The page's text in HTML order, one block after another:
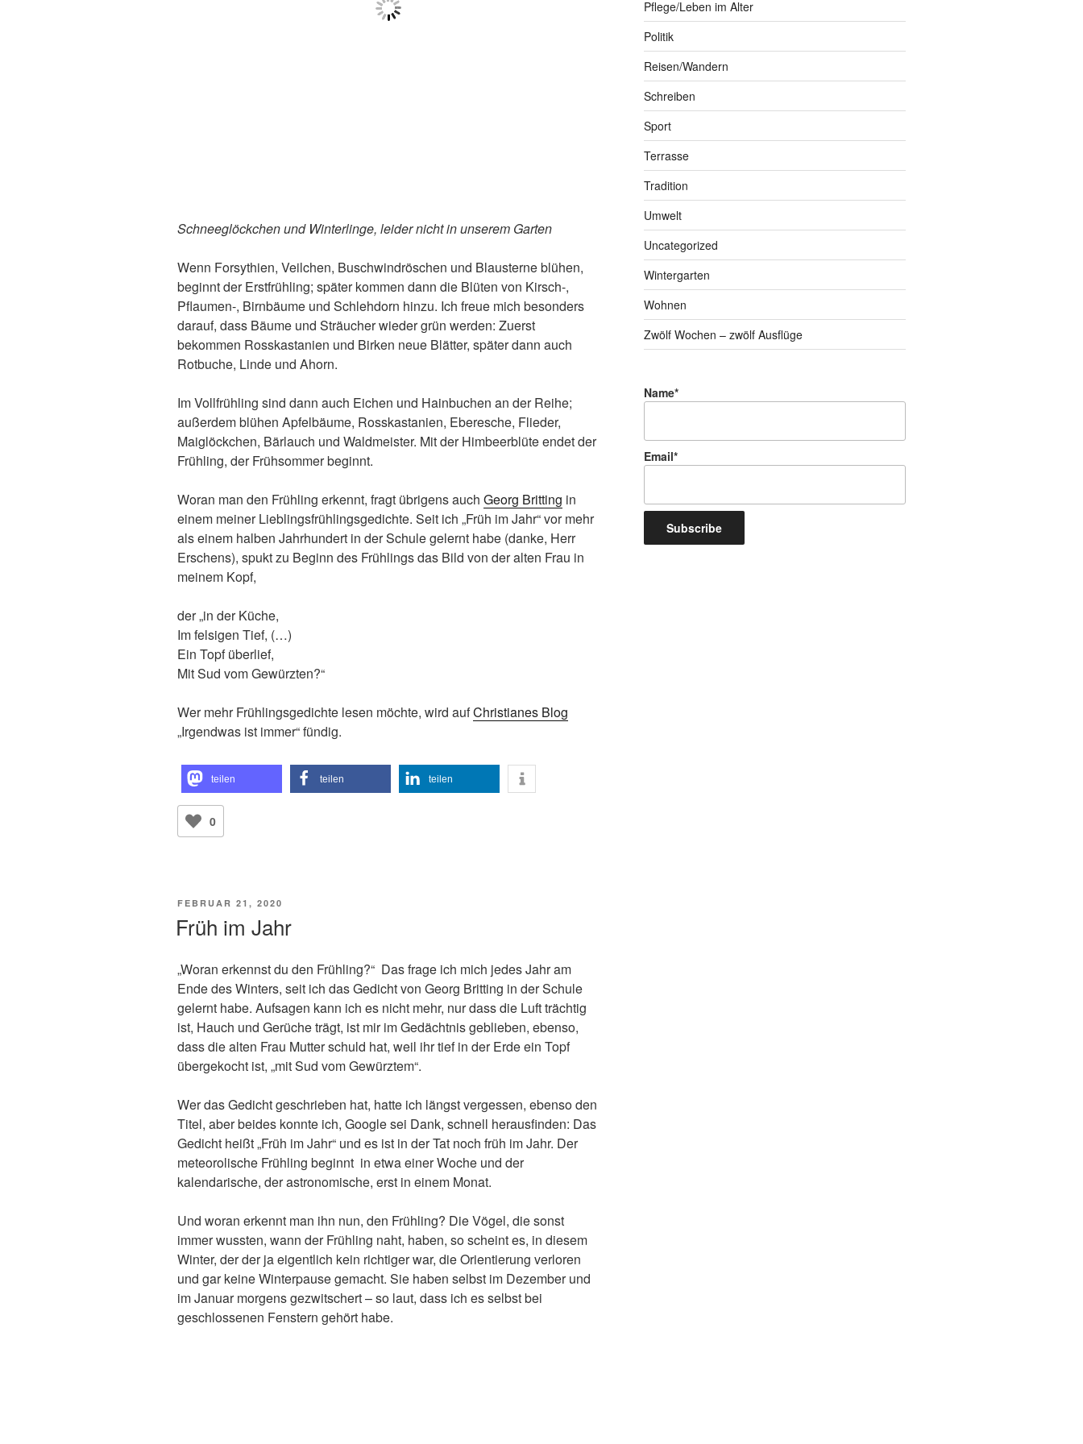
Schneeglöckchen und Winterlinge, leider nicht in unserem Garten
Wenn Forsythien, Veilchen, Buschwindröschen und Blausterne blühen,
beginnt der Erstfrühling; später kommen dann die Blüten von Kirsch-,
Pflaumen-, Birnbäume und Schlehdorn hinzu. Ich freue mich besonders
darauf, dass Bäume und Sträucher wieder grün werden: Zuerst
bekommen Rosskastanien und Birken neue Blätter, später dann auch
Rotbuche, Linde und Ahorn.
Im Vollfrühling sind dann auch Eichen und Hainbuchen an der Reihe;
außerdem blühen Apfelbäume, Rosskastanien, Eberesche, Flieder,
Maiglöckchen, Bärlauch und Waldmeister. Mit der Himbeerblüte endet der
Frühling, der Frühsommer beginnt.
Woran man den Frühling erkennt, fragt übrigens auch Georg Britting in
einem meiner Lieblingsfrühlingsgedichte. Seit ich „Früh im Jahr“ vor mehr
als einem halben Jahrhundert in der Schule gelernt habe (danke, Herr
Erschens), spukt zu Beginn des Frühlings das Bild von der alten Frau in
meinem Kopf,
der „in der Küche,
Im felsigen Tief, (…)
Ein Topf überlief,
Mit Sud vom Gewürzten?“
Wer mehr Frühlingsgedichte lesen möchte, wird aufChristianes Blog
„Irgendwas ist immer“ fündig.
teilen teilen teilen
0
VERÖFFENTLICHT
FEBRUAR 21, 2020
Früh im Jahr
„Woran erkennst du den Frühling?“ Das frage ich mich jedes Jahr am
Ende des Winters, seit ich das Gedicht von Georg Britting in der Schule
gelernt habe. Aufsagen kann ich es nicht mehr, nur dass die Luft trächtig
ist, Hauch und Gerüche trägt, ist mir im Gedächtnis geblieben, ebenso,
dass die alten Frau Mutter schuld hat, weil ihr tief in der Erde ein Topf
übergekocht ist, „mit Sud vom Gewürztem“.
Wer das Gedicht geschrieben hat, hatte ich längst vergessen, ebenso den
Titel, aber beides konnte ich, Google sei Dank, schnell herausfinden: Das
Gedicht heißt „Früh im Jahr“ und es ist in der Tat noch früh im Jahr. Der
meteorolische Frühling beginnt in etwa einer Woche und der
kalendarische, der astronomische, erst in einem Monat.
Und woran erkennt man ihn nun, den Frühling? Die Vögel, die sonst
immer wussten, wann der Frühling naht, haben, so scheint es, in diesem
Winter, der der ja eigentlich kein richtiger war, die Orientierung verloren
und gar keine Winterpause gemacht. Sie haben selbst im Dezember und
im Januar morgens gezwitschert – so laut, dass ich es selbst bei
geschlossenen Fenstern gehört habe.
Pflege/Leben im Alter
Politik
Reisen/Wandern
Schreiben
Sport
Terrasse
Tradition
Umwelt
Uncategorized
Wintergarten
Wohnen
Zwölf Wochen – zwölf Ausflüge
Name*
Email*